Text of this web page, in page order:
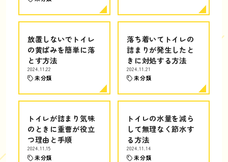
放置しないでトイレ
の黄ばみを簡単に落
とす方法
2024.11.22
未分類
落ち着いてトイレの
詰まりが発生したと
きに対処する方法
2024.11.21
未分類
トイレが詰まり気味
のときに重曹が役立
つ理由と手順
2024.11.15
未分類
トイレの水量を減ら
して無理なく節水す
る方法
2024.11.14
未分類